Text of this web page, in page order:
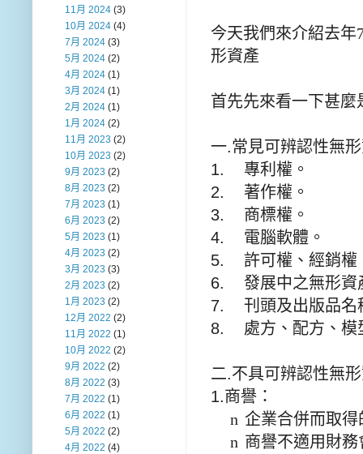
今天我們來介紹去年
形資產
首先先來看一下甚麼
一.常見可辨認性無
1.
專利權。
2.
著作權。
3.
商標權。
4.
電腦軟體。
5.
許可權、經銷權
6.
發展中之無形資
7.
刊頭及出版品名
8.
處方、配方、
二.不具可辨認性無
1.商譽：
n 企業合併而取
n 商譽不適用財
11月 2024 (3)
10月 2024 (4)
7月 2024 (3)
5月 2024 (2)
4月 2024 (1)
3月 2024 (1)
2月 2024 (1)
1月 2024 (2)
11月 2023 (2)
10月 2023 (2)
9月 2023 (2)
8月 2023 (2)
7月 2023 (1)
6月 2023 (2)
5月 2023 (1)
4月 2023 (2)
3月 2023 (3)
2月 2023 (2)
1月 2023 (2)
12月 2022 (2)
11月 2022 (1)
10月 2022 (2)
9月 2022 (2)
8月 2022 (3)
7月 2022 (1)
6月 2022 (1)
5月 2022 (2)
4月 2022 (4)